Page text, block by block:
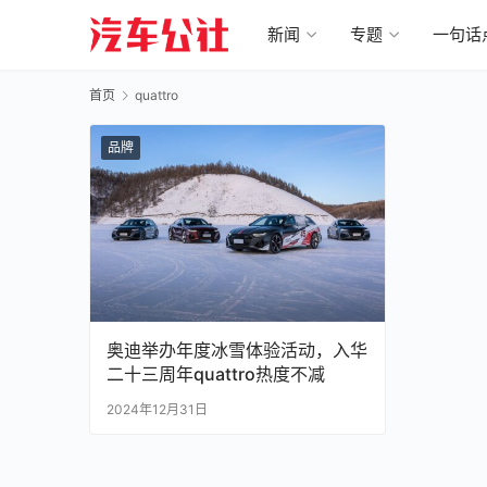
新闻 专题 一句话
首页 quattro
品牌
奥迪举办年度冰雪体验活动，入华
二十三周年quattro热度不减
2024年12月31日